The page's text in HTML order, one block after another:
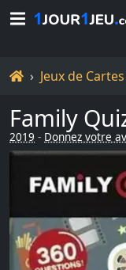
Accueil
Jeux de Cartes
Family
2019 - Donnez votre